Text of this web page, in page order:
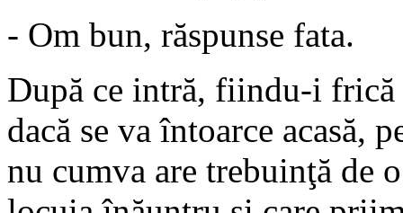
- Om bun, răspunse fata.
După ce intră, fiindu-i frică
dacă se va întoarce acasă,
nu cumva are trebuinţă de